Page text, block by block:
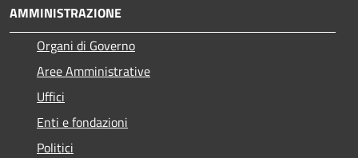
AMMINISTRAZIONE
Organi di Governo
Aree Amministrative
Uffici
Enti e fondazioni
Politici